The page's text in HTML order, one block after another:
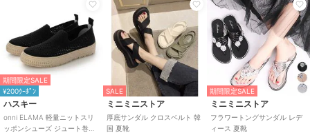
期間限定SALE
¥200ｸｰﾎﾟﾝ
ハスキー
onni ELAMA 軽量ニットスリ
ッポンシューズ ジュート巻き
SALE
ミニミニストア
厚底サンダル クロスベルト 韓
国 夏靴
期間限定SALE
ミニミニストア
フラワートングサンダル レデ
ィース 夏靴